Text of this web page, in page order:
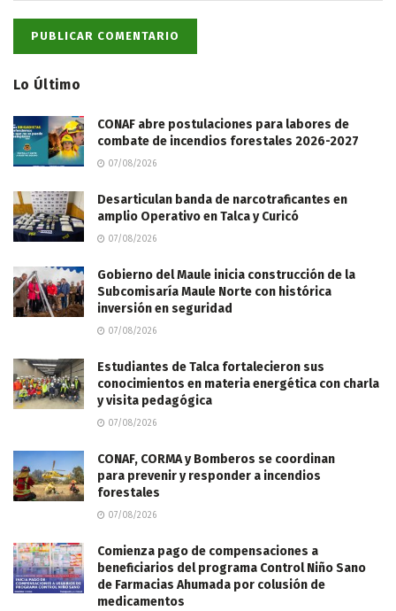
Lo Último
CONAF abre postulaciones para labores de
combate de incendios forestales 2026-2027
07/08/2026
Desarticulan banda de narcotraficantes en
amplio Operativo en Talca y Curicó
07/08/2026
Gobierno del Maule inicia construcción de la
Subcomisaría Maule Norte con histórica
inversión en seguridad
07/08/2026
Estudiantes de Talca fortalecieron sus
conocimientos en materia energética con charla
y visita pedagógica
07/08/2026
CONAF, CORMA y Bomberos se coordinan
para prevenir y responder a incendios
forestales
07/08/2026
Comienza pago de compensaciones a
beneficiarios del programa Control Niño Sano
de Farmacias Ahumada por colusión de
medicamentos